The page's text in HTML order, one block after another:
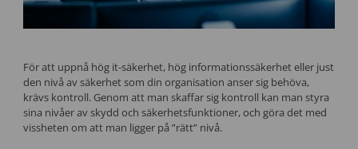
För att uppnå hög it-säkerhet, hög informationssäkerhet eller just
den nivå av säkerhet som din organisation anser sig behöva,
krävs kontroll. Genom att man skaffar sig kontroll kan man styra
sina nivåer av skydd och säkerhetsfunktioner, och göra det med
vissheten om att man ligger på ”rätt” nivå.